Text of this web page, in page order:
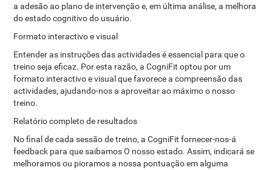
a adesão ao plano de intervenção e, em última análise, a melhora
do estado cognitivo do usuário.
Formato interactivo e visual
Entender as instruções das actividades é essencial para que o
treino seja eficaz. Por esta razão, a CogniFit optou por um
formato interactivo e visual que favorece a compreensão das
actividades, ajudando-nos a aproveitar ao máximo o nosso
treino.
Relatório completo de resultados
No final de cada sessão de treino, a CogniFit fornecer-nos-á
feedback para que saibamos O nosso estado. Assim, indicará se
melhoramos ou pioramos a nossa pontuação em alguma